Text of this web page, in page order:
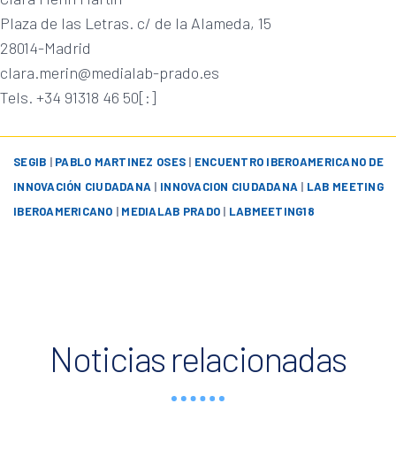
Plaza de las Letras. c/ de la Alameda, 15
28014-Madrid
clara.merin@medialab-prado.es
Tels. +34 91318 46 50[:]
SEGIB | PABLO MARTINEZ OSES | ENCUENTRO IBEROAMERICANO DE
INNOVACIÓN CIUDADANA | INNOVACION CIUDADANA | LAB MEETING
IBEROAMERICANO | MEDIALAB PRADO | LABMEETING18
Noticias relacionadas